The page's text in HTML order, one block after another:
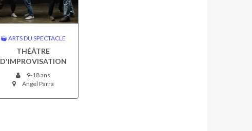
ARTS DU SPECTACLE
THÉÂTRE
D'IMPROVISATION
9-18 ans
Angel Parra